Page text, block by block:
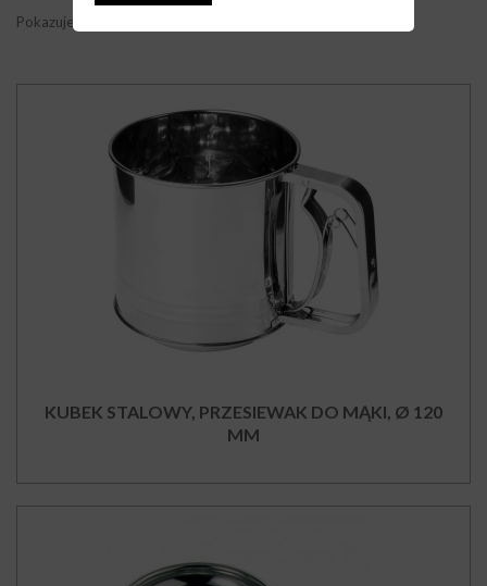
Pokazuje 1 - 4 z 4 elementów
KUBEK STALOWY, PRZESIEWAK DO MĄKI, Ø 120
MM